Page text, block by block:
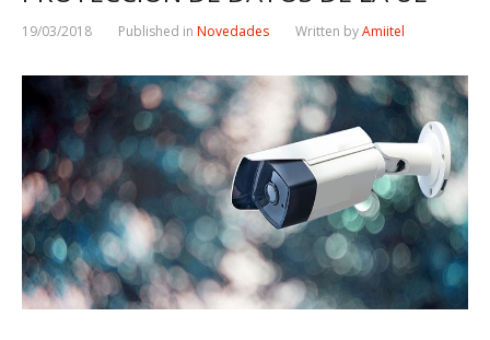
19/03/2018 Published in Novedades Written byAmiitel